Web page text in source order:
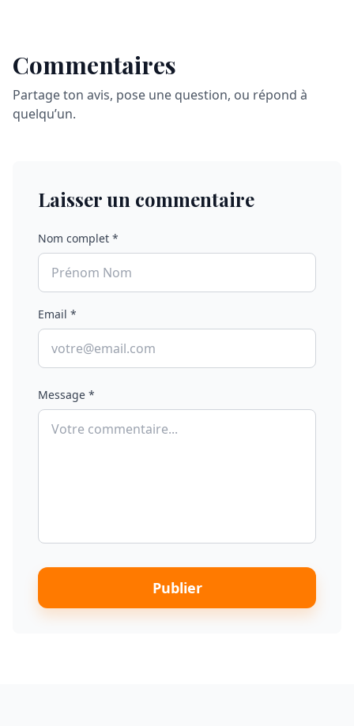
Commentaires
Partage ton avis, pose une question, ou répond à
quelqu’un.
Laisser un commentaire
Nom complet *
Email *
Message *
Publier